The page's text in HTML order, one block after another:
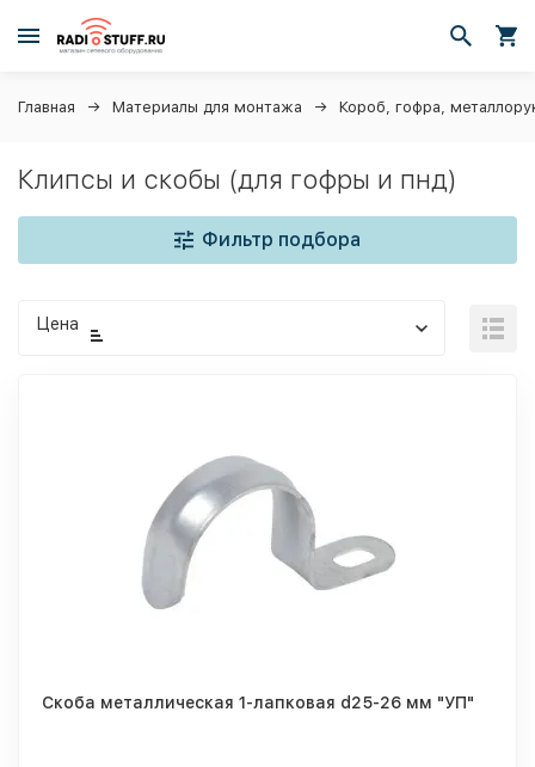
Главная Материалы для монтажа Короб, гофра,
Клипсы и скобы (для гофры и пнд)
Фильтр подбора
Цена
Скоба металлическая 1-лапковая d25-26 мм "УП"